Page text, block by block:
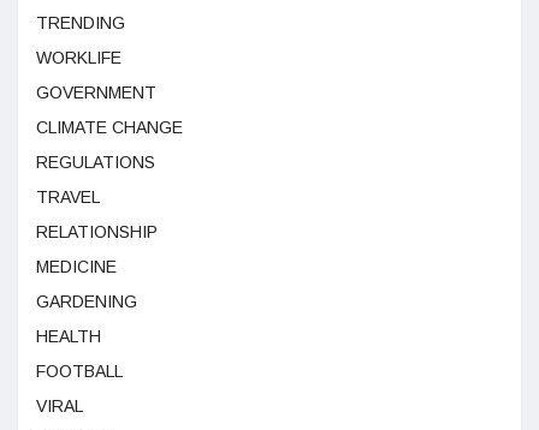
TRENDING
WORKLIFE
GOVERNMENT
CLIMATE CHANGE
REGULATIONS
TRAVEL
RELATIONSHIP
MEDICINE
GARDENING
HEALTH
FOOTBALL
VIRAL